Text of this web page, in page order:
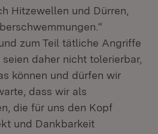
Hitzewellen und Dürren,
zum Teil tätliche Angriffe
daher nicht tolerierbar,
können und dürfen wir
dass wir als
die für uns den Kopf
und Dankbarkeit